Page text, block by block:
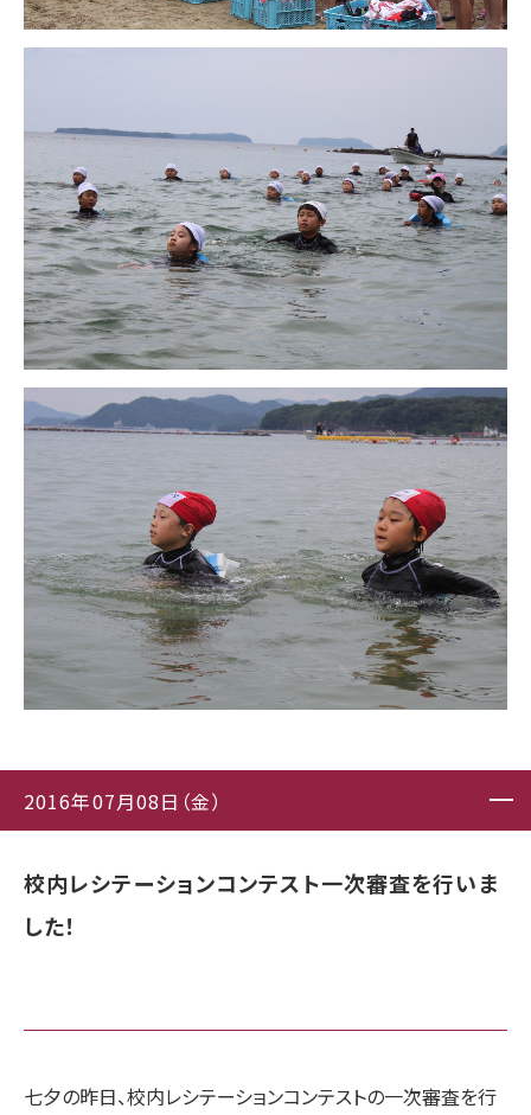
2016年07月08日（金）
校内レシテーションコンテスト一次審査を行いま
した！
七夕の昨日、校内レシテーションコンテストの一次審査を行